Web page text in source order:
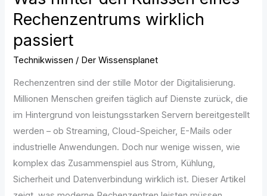
Rechenzentrums wirklich
passiert
Technikwissen / Der Wissensplanet
Rechenzentren sind der stille Motor der Digitalisierung.
Millionen Menschen greifen täglich auf Dienste zurück, die
im Hintergrund von leistungsstarken Servern bereitgestellt
werden – ob Streaming, Cloud-Speicher, E-Mails oder
industrielle Anwendungen. Doch nur wenige wissen, wie
komplex das Zusammenspiel aus Strom, Kühlung,
Sicherheit und Datenverbindung wirklich ist. Dieser Artikel